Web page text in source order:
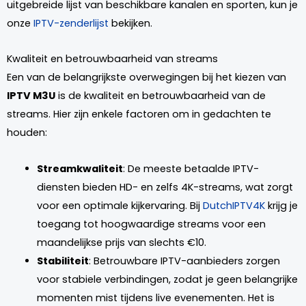
uitgebreide lijst van beschikbare kanalen en sporten, kun je
onze IPTV-zenderlijst bekijken.
Kwaliteit en betrouwbaarheid van streams
Een van de belangrijkste overwegingen bij het kiezen van
IPTV M3U is de kwaliteit en betrouwbaarheid van de
streams. Hier zijn enkele factoren om in gedachten te
houden:
Streamkwaliteit: De meeste betaalde IPTV-
diensten bieden HD- en zelfs 4K-streams, wat zorgt
voor een optimale kijkervaring. Bij DutchIPTV4Kkrijg je
toegang tot hoogwaardige streams voor een
maandelijkse prijs van slechts €10.
Stabiliteit: Betrouwbare IPTV-aanbieders zorgen
voor stabiele verbindingen, zodat je geen belangrijke
momenten mist tijdens live evenementen. Het is